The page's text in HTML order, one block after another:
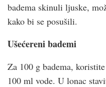
badema skinuli ljuske,
kako bi se posušili.
Ušećereni bademi
Za 100 g badema,
100 ml vode. U lonac